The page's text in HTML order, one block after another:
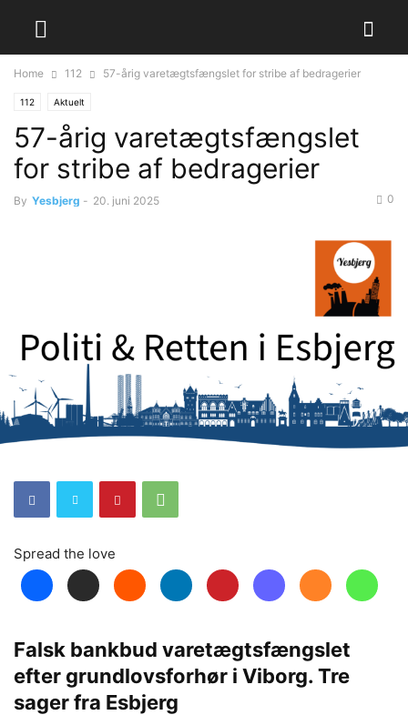
Home 112 57-årig varetægtsfængslet for stribe af bedragerier
112 Aktuelt
57-årig varetægtsfængslet
for stribe af bedragerier
By Yesbjerg - 20. juni 2025 0
Spread the love
Falsk bankbud varetægtsfængslet
efter grundlovsforhør i Viborg. Tre
sager fra Esbjerg